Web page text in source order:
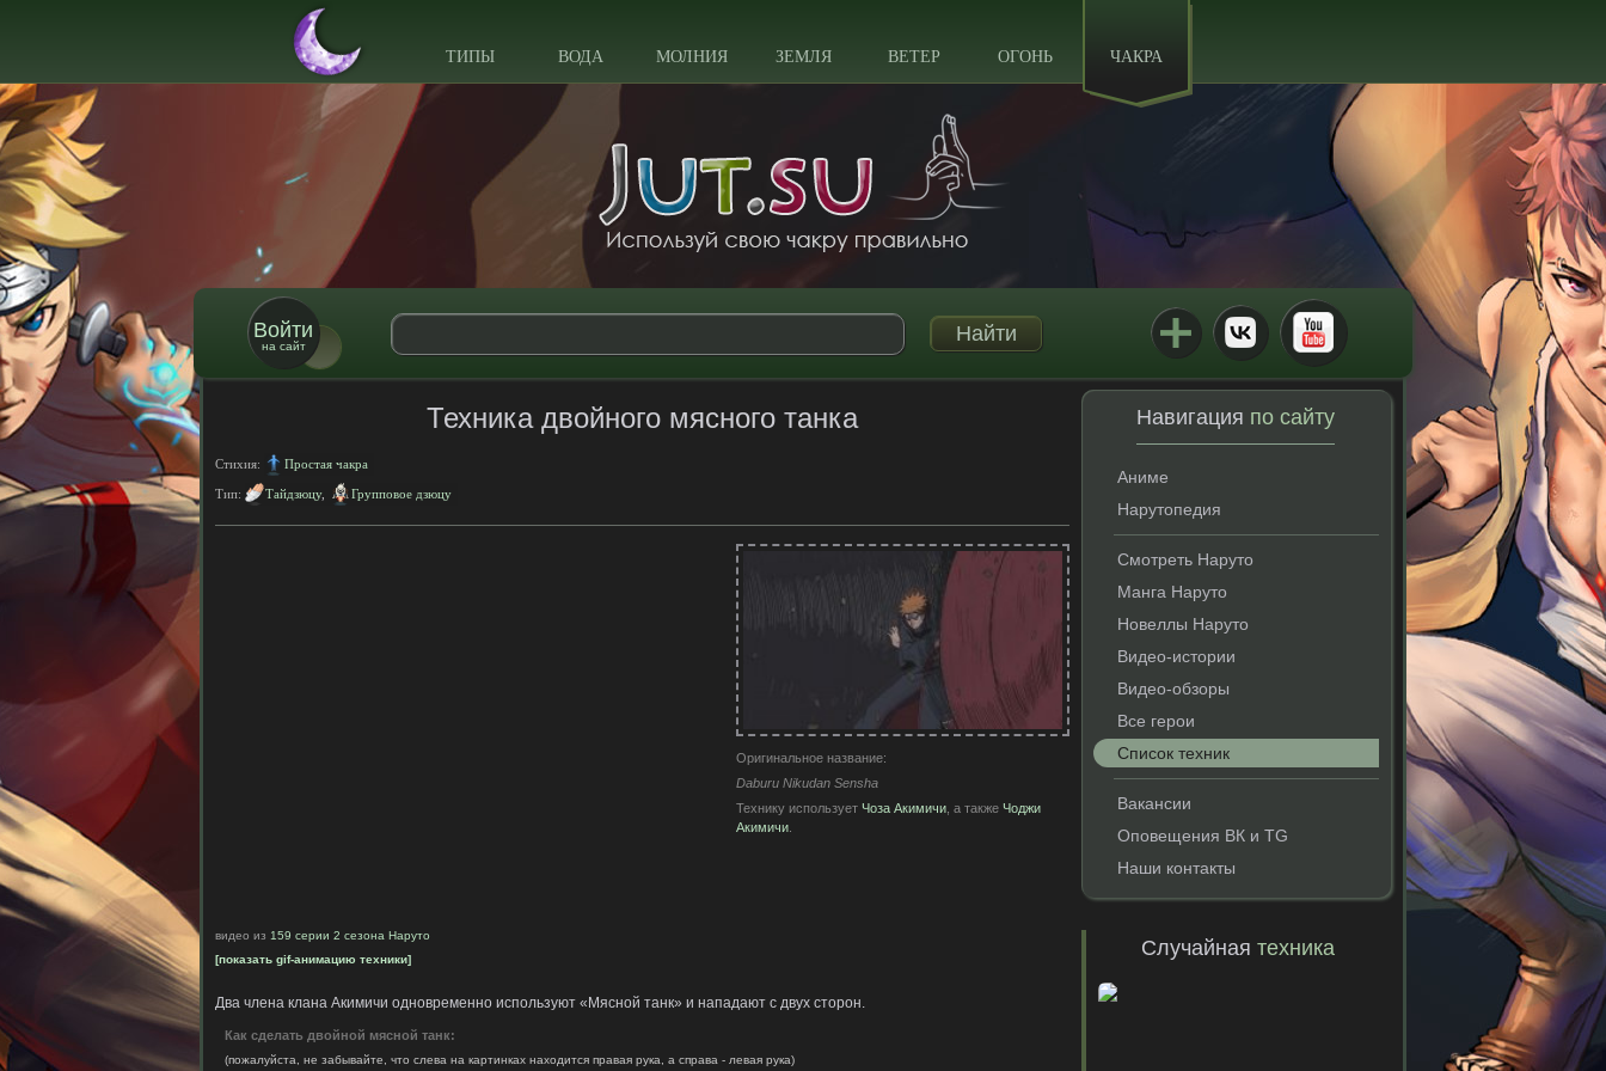
ТИПЫ ВОДА МОЛНИЯ ЗЕМЛЯ ВЕТЕР ОГОНЬ ЧАКРА
Войти
на сайт
Техника двойного мясного танка
Стихия: Простая чакра
Тип: Тайдзюцу, Групповое дзюцу
видео из 159 серии 2 сезона Наруто
Оригинальное название:
Daburu Nikudan Sensha
Технику используетЧоза Акимичи, а такжеЧоджи
Акимичи.
[показать gif-анимацию техники]
Два члена клана Акимичи одновременно используют «Мясной танк» и нападают с двух сторон.
Как сделать двойной мясной танк:
(пожалуйста, не забывайте, что слева на картинках находится правая рука, а справа - левая рука)
Навигация по сайту
Аниме
Нарутопедия
Смотреть Наруто
Манга Наруто
Новеллы Наруто
Видео-истории
Видео-обзоры
Все герои
Список техник
Вакансии
Оповещения ВК и TG
Наши контакты
Случайнаятехника